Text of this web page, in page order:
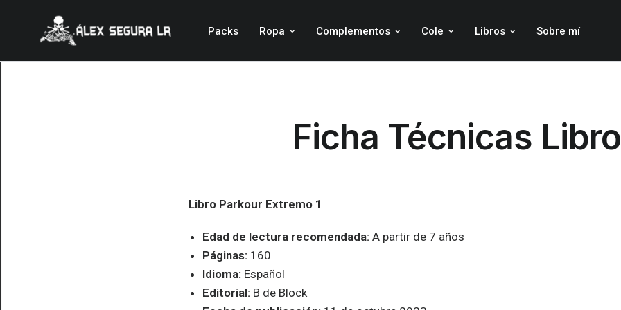
Packs Ropa Complementos Cole Libros Sobre mí
Ficha Técnicas
Libro Parkour Extremo 1
Edad de lectura recomendada: A partir de 7 años
Páginas: 160
Idioma: Español
Editorial: B de Block